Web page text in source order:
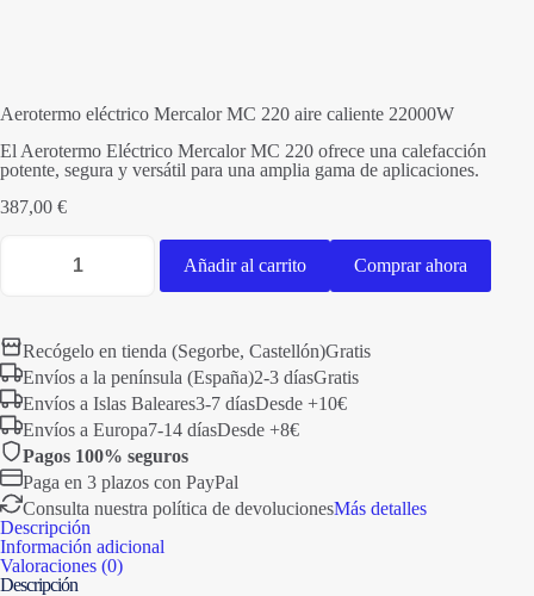
Aerotermo eléctrico Mercalor MC 220 aire caliente 22000W
El Aerotermo Eléctrico Mercalor MC 220 ofrece una calefacción
potente, segura y versátil para una amplia gama de aplicaciones.
387,00 €
aire
caliente
22000W
cantidad
Añadir al carrito Comprar ahora
Recógelo en tienda (Segorbe, Castellón)Gratis
Envíos a la península (España)2-3 díasGratis
Envíos a Islas Baleares3-7 díasDesde +10€
Envíos a Europa7-14 díasDesde +8€
Pagos 100% seguros
Paga en 3 plazos con PayPal
Consulta nuestra política de devolucionesMás detalles
Descripción
Información adicional
Valoraciones (0)
Descripción